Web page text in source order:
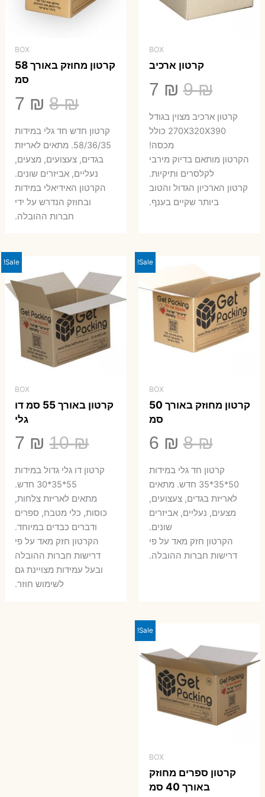
BOX
קרטון ארכיב
9₪
המחיר
המקורי
היה:
9 ₪.
7 ₪
הנוכחי
הוא:
קרטון ארכיב מצוין בגודל
270X320X390 כולל
מכסה!
הקרטון מותאם בדיוק מירבי
לקלסרים ותיקיות.
קרטון הארכיון הגדול והטוב
ביותר שקיים בענף.
BOX
קרטון מחוזק באורך 58
סמ
8₪
היה:
8 ₪.
7 ₪
7 ₪.
קרטון חדש חד גלי במידות
58/36/35. מתאים לאריזת
בגדים, צעצועים, מצעים,
נעליים, אביזרים שונים.
הקרטון האידיאלי במידות
ובחוזק הנדרש על ידי
חברות ההובלה.
Sale!
BOX
קרטון מחוזק באורך 50
סמ
8₪
המחיר
המקורי
היה:
8 ₪.
6 ₪
הנוכחיקרטון חד גלי במידות
50*35*35 חדש. מתאים
לאריזת בגדים, צעצועים,
מצעים, נעליים, אביזרים
שונים.
הקרטון חזק מאד על פי
דרישות חברות ההובלה.
Sale!
BOX
קרטון באורך 55 סמ דו
גלי
10₪
היה:
10 ₪.
7 ₪
7 ₪.
קרטון דו גלי גדול במידות
55*35*30 חדש.
מתאים לאריזת צלחות,
כוסות, כלי מטבח, ספרים
ודברים כבדים במיוחד.
הקרטון חזק מאד על פי
דרישות חברות ההובלה
ובעל עמידות מצויינת גם
לשימוש חוזר.
Sale!
BOX
קרטון ספרים מחוזק
באורך 40 סמ